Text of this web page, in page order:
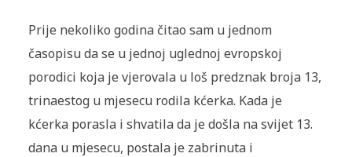
Prije nekoliko godina čitao sam u jednom
časopisu da se u jednoj uglednoj evropskoj
porodici koja je vjerovala u loš predznak broja 13,
trinaestog u mjesecu rodila kćerka. Kada je
kćerka porasla i shvatila da je došla na svijet 13.
dana u mjesecu, postala je zabrinuta i